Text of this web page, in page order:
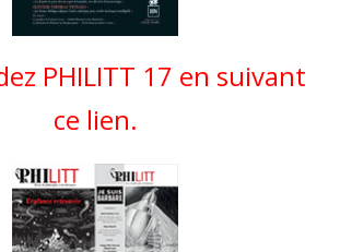
PHILITT 17 en suivant
ce lien.